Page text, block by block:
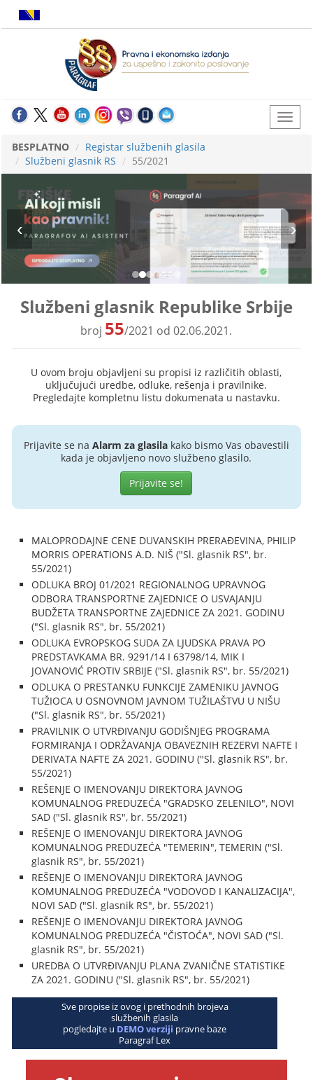
BESPLATNO
Registar službenih glasila
Službeni glasnik RS
55/2021
Službeni glasnik Republike Srbije
broj 55/2021 od 02.06.2021.
U ovom broju objavljeni su propisi iz različitih oblasti,
uključujući uredbe, odluke, rešenja i pravilnike.
Pregledajte kompletnu listu dokumenata u nastavku.
Prijavite se na Alarm za glasilakako bismo Vas obavestili
kada je objavljeno novo službeno glasilo.
Prijavite se!
MALOPRODAJNE CENE DUVANSKIH PRERAĐEVINA, PHILIP
MORRIS OPERATIONS A.D. NIŠ ("Sl. glasnik RS", br.
55/2021)
ODLUKA BROJ 01/2021 REGIONALNOG UPRAVNOG
ODBORA TRANSPORTNE ZAJEDNICE O USVAJANJU
BUDŽETA TRANSPORTNE ZAJEDNICE ZA 2021. GODINU
("Sl. glasnik RS", br. 55/2021)
ODLUKA EVROPSKOG SUDA ZA LJUDSKA PRAVA PO
PREDSTAVKAMA BR. 9291/14 I 63798/14, MIK I
JOVANOVIĆ PROTIV SRBIJE ("Sl. glasnik RS", br. 55/2021)
ODLUKA O PRESTANKU FUNKCIJE ZAMENIKU JAVNOG
TUŽIOCA U OSNOVNOM JAVNOM TUŽILAŠTVU U NIŠU
("Sl. glasnik RS", br. 55/2021)
PRAVILNIK O UTVRĐIVANJU GODIŠNJEG PROGRAMA
FORMIRANJA I ODRŽAVANJA OBAVEZNIH REZERVI NAFTE I
DERIVATA NAFTE ZA 2021. GODINU ("Sl. glasnik RS", br.
55/2021)
REŠENJE O IMENOVANJU DIREKTORA JAVNOG
KOMUNALNOG PREDUZEĆA "GRADSKO ZELENILO", NOVI
SAD ("Sl. glasnik RS", br. 55/2021)
REŠENJE O IMENOVANJU DIREKTORA JAVNOG
KOMUNALNOG PREDUZEĆA "TEMERIN", TEMERIN ("Sl.
glasnik RS", br. 55/2021)
REŠENJE O IMENOVANJU DIREKTORA JAVNOG
KOMUNALNOG PREDUZEĆA "VODOVOD I KANALIZACIJA",
NOVI SAD ("Sl. glasnik RS", br. 55/2021)
REŠENJE O IMENOVANJU DIREKTORA JAVNOG
KOMUNALNOG PREDUZEĆA "ČISTOĆA", NOVI SAD ("Sl.
glasnik RS", br. 55/2021)
UREDBA O UTVRĐIVANJU PLANA ZVANIČNE STATISTIKE
ZA 2021. GODINU ("Sl. glasnik RS", br. 55/2021)
Sve propise iz ovog i prethodnih brojeva
službenih glasila
pogledajte u DEMO verziji pravne baze
Paragraf Lex